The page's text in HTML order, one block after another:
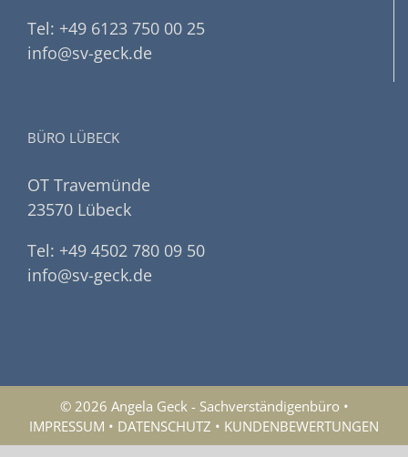
Tel: +49 6123 750 00 25
info@sv-geck.de
BÜRO LÜBECK
OT Travemünde
23570 Lübeck
Tel: +49 4502 780 09 50
info@sv-geck.de
© 2026 Angela Geck - Sachverständigenbüro •
IMPRESSUM • DATENSCHUTZ • KUNDENBEWERTUNGEN